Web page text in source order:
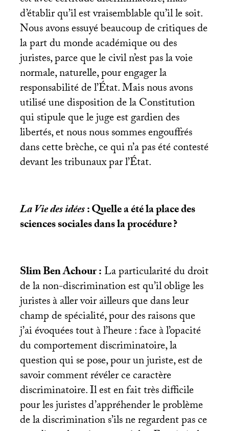
d’établir qu’il est vraisemblable qu’il le soit.
Nous avons essuyé beaucoup de critiques de
la part du monde académique ou des
juristes, parce que le civil n’est pas la voie
normale, naturelle, pour engager la
responsabilité de l’État. Mais nous avons
utilisé une disposition de la Constitution
qui stipule que le juge est gardien des
libertés, et nous nous sommes engouffrés
dans cette brèche, ce qui n’a pas été contesté
devant les tribunaux par l’État.
La Vie des idées: Quelle a été la place des
sciences sociales dans la procédure?
Slim Ben Achour :La particularité du droit
de la non-discrimination est qu’il oblige les
juristes à aller voir ailleurs que dans leur
champ de spécialité, pour des raisons que
j’ai évoquées tout à l’heure : face à l’opacité
du comportement discriminatoire, la
question qui se pose, pour un juriste, est de
savoir comment révéler ce caractère
discriminatoire. Il est en fait très difficile
pour les juristes d’appréhender le problème
de la discrimination s’ils ne regardent pas ce